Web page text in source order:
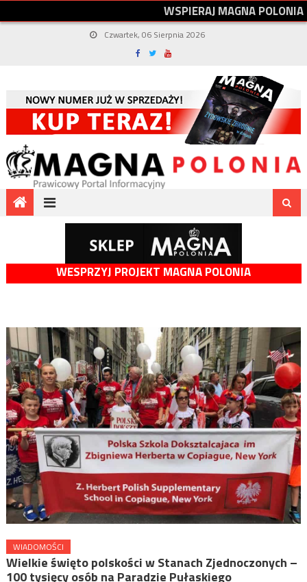
WSPIERAJMAGNAPOLONIA
Czwartek, 06 Sierpnia 2026
WESPRZYJ PROJEKT MAGNA POLONIA
WIADOMOŚCI
Wielkie święto polskości w Stanach Zjednoczonych –
100 tysięcy osób na Paradzie Pułaskiego